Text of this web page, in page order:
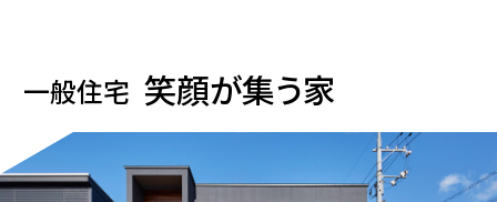
一般住宅 笑顔が集う家​